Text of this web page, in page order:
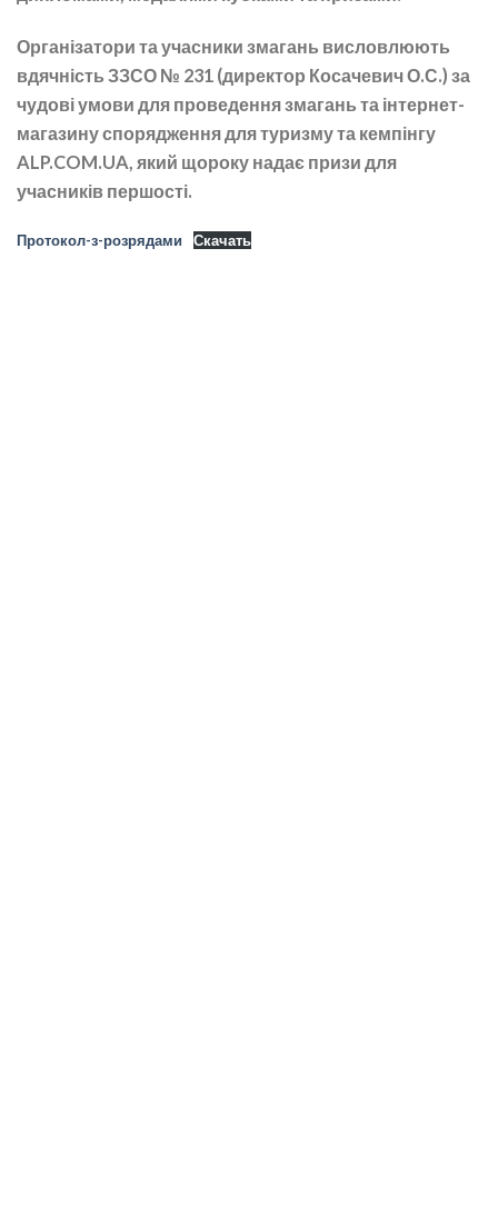
Організатори та учасники змагань висловлюють
вдячність ЗЗСО № 231 (директор Косачевич О.С.) за
чудові умови для проведення змагань та інтернет-
магазину спорядження для туризму та кемпінгу
ALP.COM.UA, який щороку надає призи для
учасників першості.
Протокол-з-розрядами Скачать